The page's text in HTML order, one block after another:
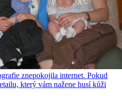
znepokojila internet. Pokud
který vám nažene husí kůži